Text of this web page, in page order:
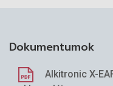
Hatékony
fokozatváltás,
Dokumentumok
Alkitronic X-